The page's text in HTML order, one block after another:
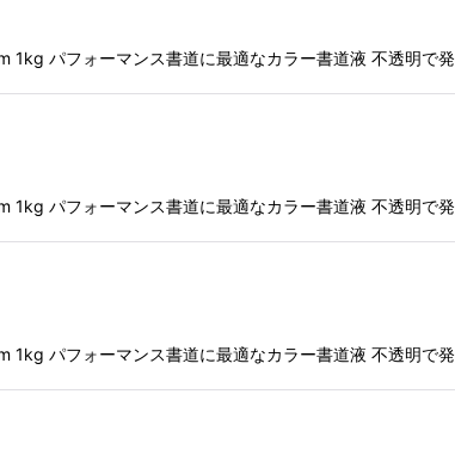
パフォーマンス書道に最適なカラー書道液 不透明で
パフォーマンス書道に最適なカラー書道液 不透明で
パフォーマンス書道に最適なカラー書道液 不透明で